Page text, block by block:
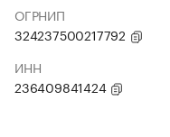
ОГРНИП
324237500217792
ИНН
236409841424